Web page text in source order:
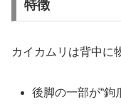
特徴
カイカムリは背中に
後脚の一部が“鉤